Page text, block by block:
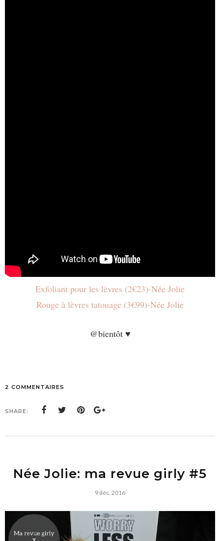
Exfoliant pour les lèvres (2€23)-Née Jolie
Rouge à lèvres tatouage (3€99)-Née Jolie
@bientôt ♥
2 COMMENTAIRES
SHARE:
Née Jolie: ma revue girly #5
9 déc. 2016